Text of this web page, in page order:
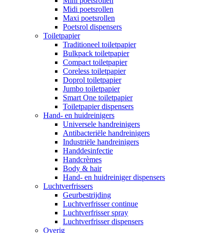
Midi poetsrollen
Maxi poetsrollen
Poetsrol dispensers
Toiletpapier
Traditioneel toiletpapier
Bulkpack toiletpapier
Compact toiletpapier
Coreless toiletpapier
Doprol toiletpapier
Jumbo toiletpapier
Smart One toiletpapier
Toiletpapier dispensers
Hand- en huidreinigers
Universele handreinigers
Antibacteriële handreinigers
Industriële handreinigers
Handdesinfectie
Handcrèmes
Body & hair
Hand- en huidreiniger dispensers
Luchtverfrissers
Geurbestrijding
Luchtverfrisser continue
Luchtverfrisser spray
Luchtverfrisser dispensers
Overig